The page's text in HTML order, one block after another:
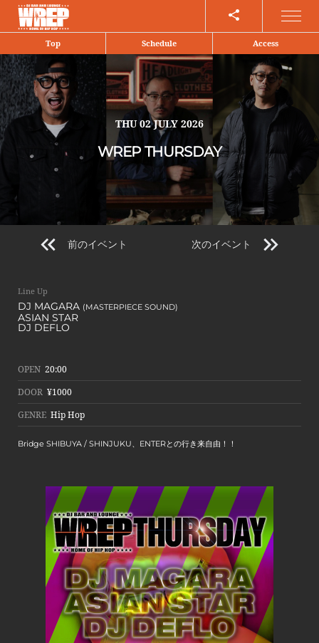
Top Schedule Access
Share
THU 02 JULY 2026
WREP THURSDAY
前のイベント 次のイベント
Line Up
DJ MAGARA (MASTERPIECE SOUND)
ASIAN STAR
DJ DEFLO
OPEN 20:00
DOOR ¥1000
GENRE Hip Hop
Bridge SHIBUYA / SHINJUKU、ENTERとの行き来自由！！